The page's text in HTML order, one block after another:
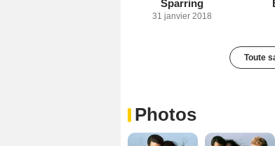
Sparring
31 janvier 2018
Toute
Photos